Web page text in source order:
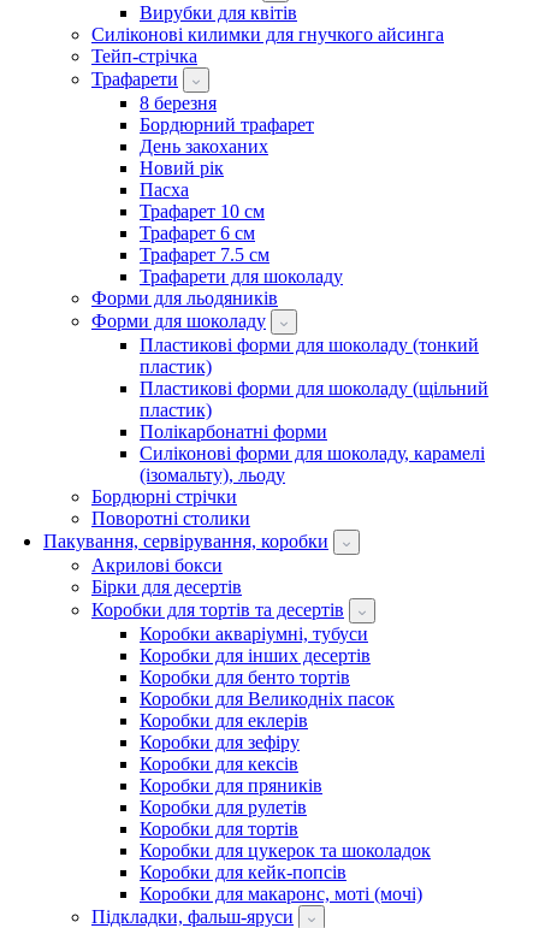
Вирубки для квітів
Силіконові килимки для гнучкого айсинга
Тейп-стрічка
Трафарети
8 березня
Бордюрний трафарет
День закоханих
Новий рік
Пасха
Трафарет 10 см
Трафарет 6 см
Трафарет 7.5 см
Трафарети для шоколаду
Форми для льодяників
Форми для шоколаду
Пластикові форми для шоколаду (тонкий
пластик)
Пластикові форми для шоколаду (щільний
пластик)
Полікарбонатні форми
Силіконові форми для шоколаду, карамелі
(ізомальту), льоду
Бордюрні стрічки
Поворотні столики
Пакування, сервірування, коробки
Акрилові бокси
Бірки для десертів
Коробки для тортів та десертів
Коробки акваріумні, тубуси
Коробки для інших десертів
Коробки для бенто тортів
Коробки для Великодніх пасок
Коробки для еклерів
Коробки для зефіру
Коробки для кексів
Коробки для пряників
Коробки для рулетів
Коробки для тортів
Коробки для цукерок та шоколадок
Коробки для кейк-попсів
Коробки для макаронс, моті (мочі)
Підкладки, фальш-яруси